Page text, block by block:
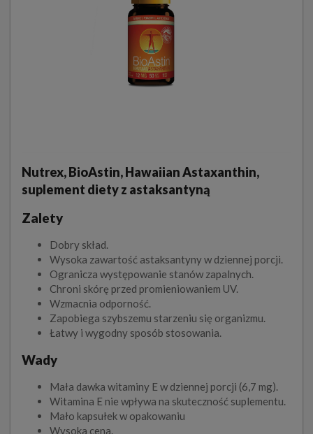
Nutrex, BioAstin, Hawaiian Astaxanthin,
suplement diety z astaksantyną
Zalety
Dobry skład.
Wysoka zawartość astaksantyny w dziennej porcji.
Ogranicza występowanie stanów zapalnych.
Chroni skórę przed promieniowaniem UV.
Wzmacnia odporność.
Zapobiega szybszemu starzeniu się organizmu.
Łatwy i wygodny sposób stosowania.
Wady
Mała dawka witaminy E w dziennej porcji (6,7 mg).
Witamina E nie wpływa na skuteczność suplementu.
Mało kapsułek w opakowaniu
Wysoka cena.